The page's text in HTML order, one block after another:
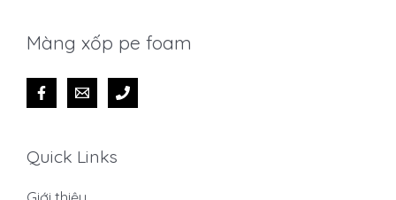
Màng xốp pe foam
Quick Links